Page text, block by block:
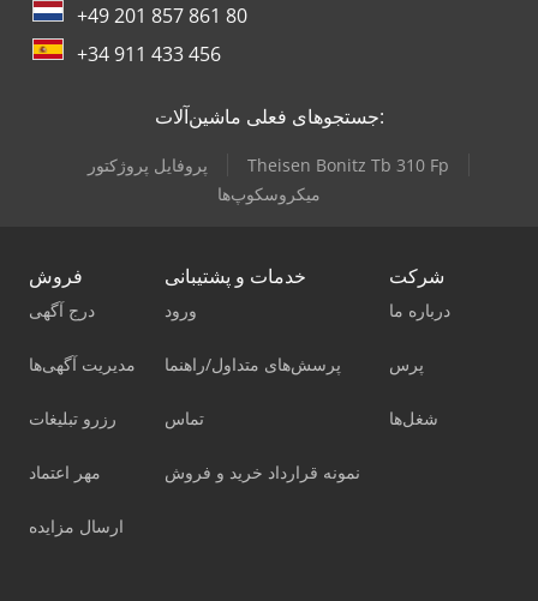
+49 201 857 861 80
+34 911 433 456
جستجوهای فعلی ماشین‌آلات:
پروفایل پروژکتور
Theisen Bonitz Tb 310 Fp
میکروسکوپ‌ها
فروش
درج آگهی
مدیریت آگهی‌ها
رزرو تبلیغات
مهر اعتماد
ارسال مزایده
خدمات و پشتیبانی
ورود
پرسش‌های متداول/راهنما
تماس
نمونه قرارداد خرید و فروش
شرکت
درباره ما
پرس
شغل‌ها